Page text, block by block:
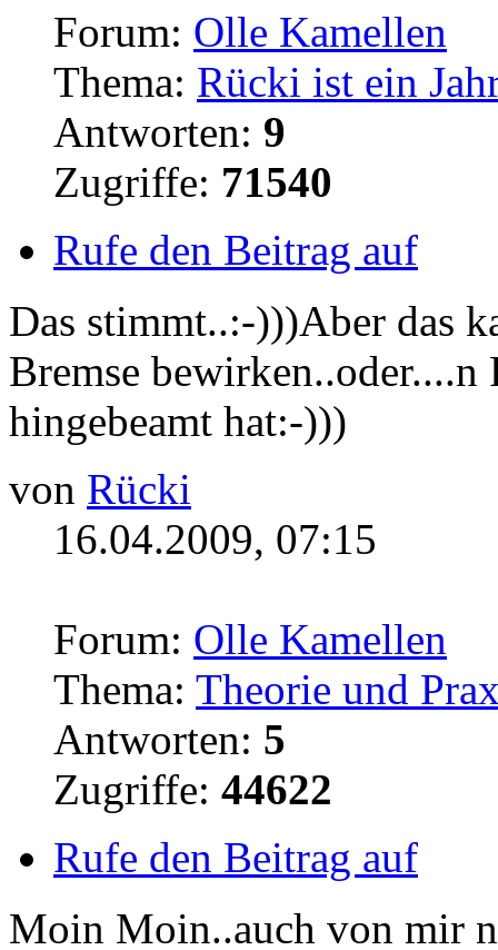
Forum: Olle Kamellen
Thema: Rücki ist ein
Antworten: 9
Zugriffe: 71540
Rufe den Beitrag auf
Das stimmt..:-)))Aber das
Bremse bewirken..oder....n
hingebeamt hat:-)))
von Rücki
16.04.2009, 07:15
Forum: Olle Kamellen
Thema: Theorie und
Antworten: 5
Zugriffe: 44622
Rufe den Beitrag auf
Moin Moin..auch von mir